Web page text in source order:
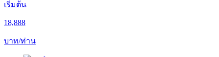
เริ่มต้น
18,888
บาท/ท่าน